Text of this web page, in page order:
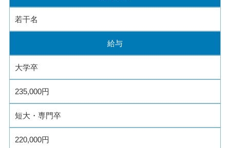
若干名
給与
大学卒
235,000円
短大・専門卒
220,000円